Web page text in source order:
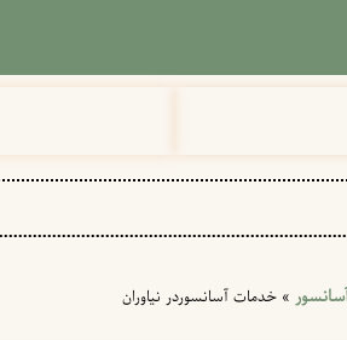
» خدمات آسانسوردر نیاوران